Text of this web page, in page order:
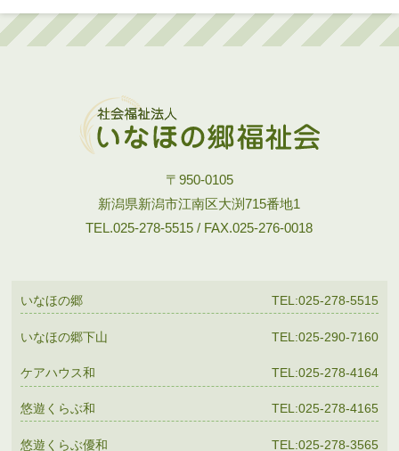
〒950-0105
新潟県新潟市江南区大渕715番地1
TEL.025-278-5515 / FAX.025-276-0018
いなほの郷 TEL:025-278-5515
いなほの郷下山 TEL:025-290-7160
ケアハウス和 TEL:025-278-4164
悠遊くらぶ和 TEL:025-278-4165
悠遊くらぶ優和 TEL:025-278-3565